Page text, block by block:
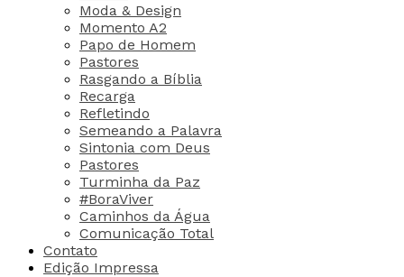
Moda & Design
Momento A2
Papo de Homem
Pastores
Rasgando a Bíblia
Recarga
Refletindo
Semeando a Palavra
Sintonia com Deus
Pastores
Turminha da Paz
#BoraViver
Caminhos da Água
Comunicação Total
Contato
Edição Impressa